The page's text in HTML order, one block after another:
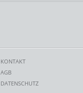
KONTAKT
AGB
DATENSCHUTZ